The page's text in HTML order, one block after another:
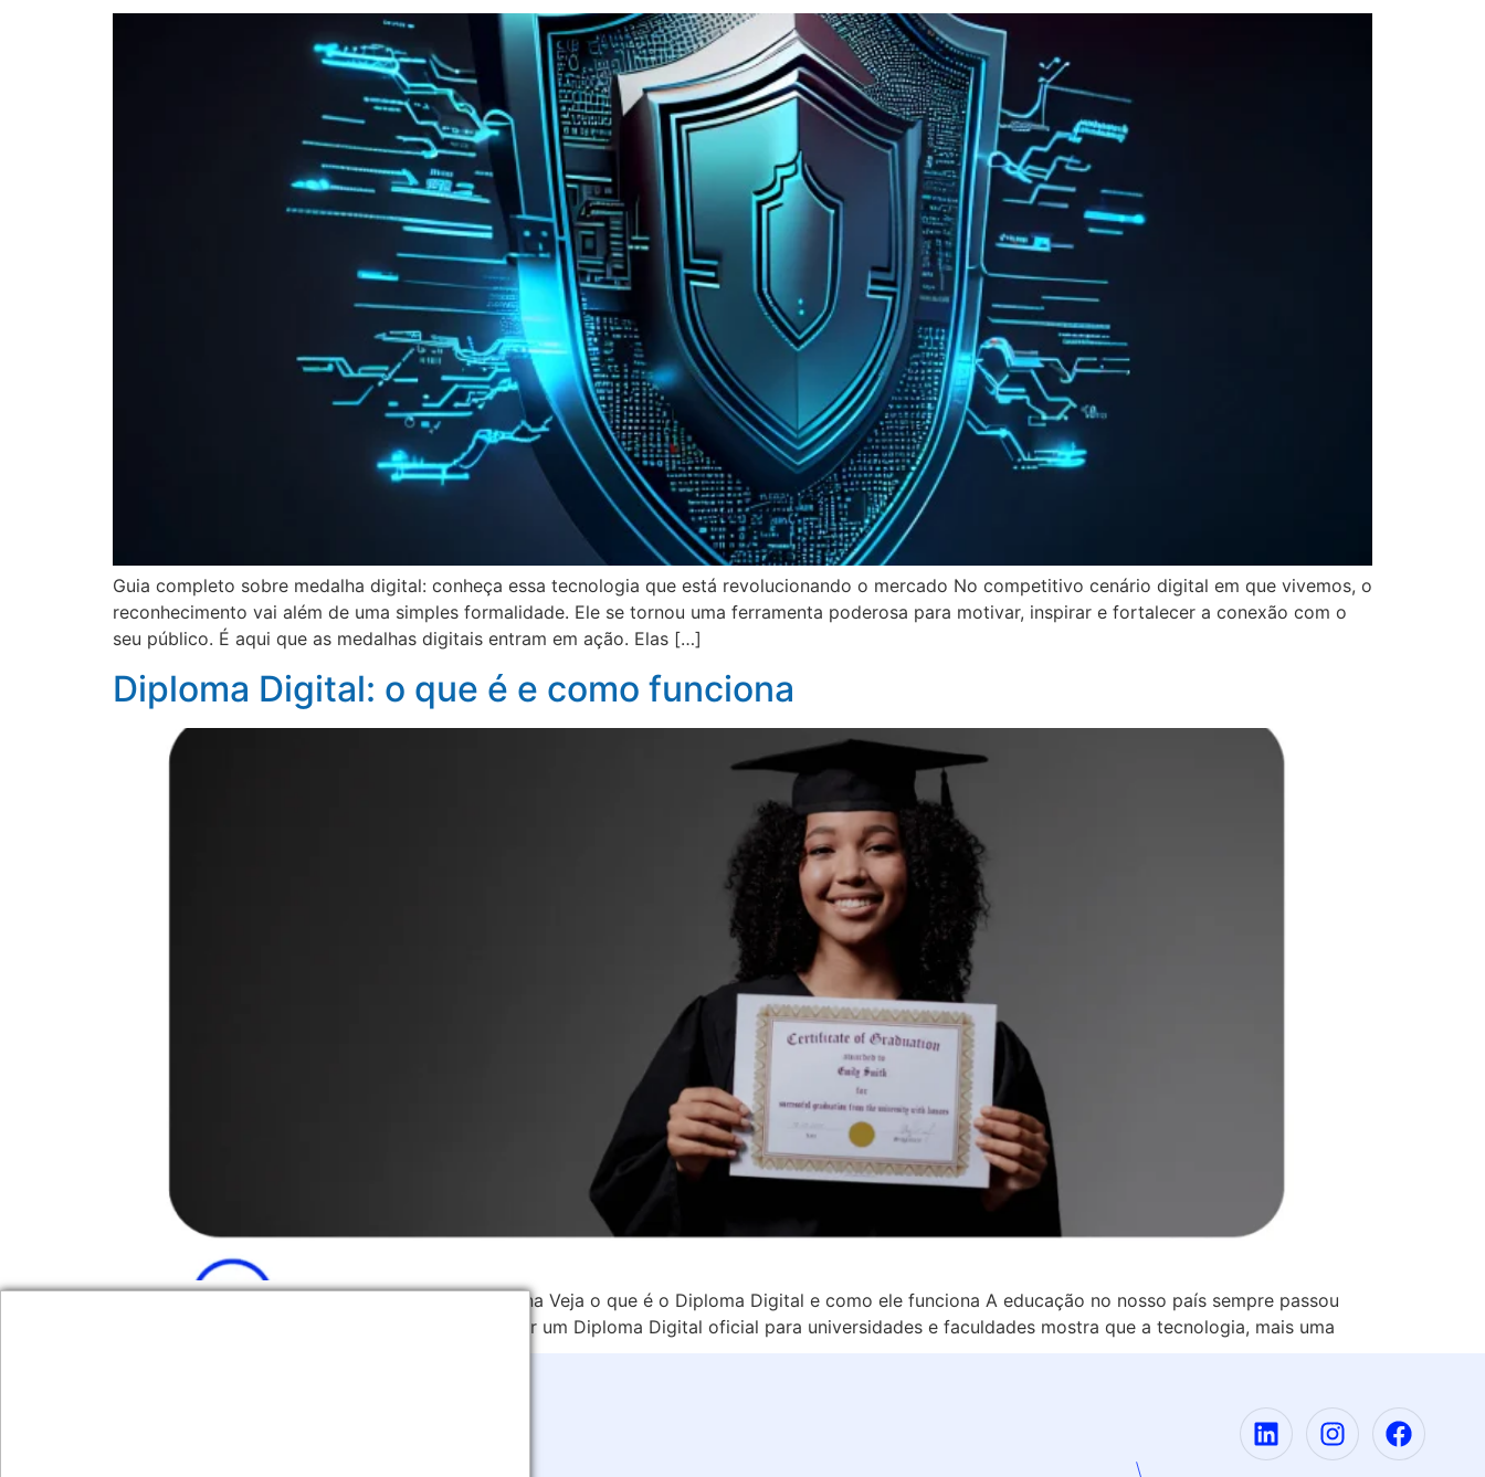
Guia completo sobre medalha digital: conheça essa tecnologia que está revolucionando o mercado No competitivo cenário digital em que vivemos, o
reconhecimento vai além de uma simples formalidade. Ele se tornou uma ferramenta poderosa para motivar, inspirar e fortalecer a conexão com o
seu público. É aqui que as medalhas digitais entram em ação. Elas […]
Diploma Digital: o que é e como funciona
Veja o que é o Diploma Digital e como ele funciona Veja o que é o Diploma Digital e como ele funciona A educação no nosso país sempre passou
por altos e baixos. Mas a decisão do MEC de criar um Diploma Digital oficial para universidades e faculdades mostra que a tecnologia, mais uma